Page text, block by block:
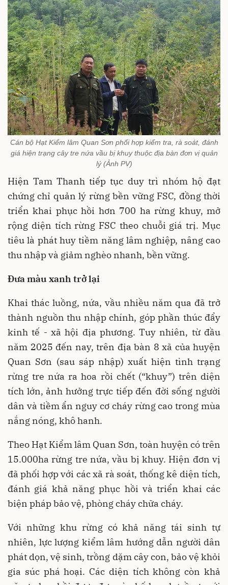
Cán bộ Hạt Kiểm lâm Quan Sơn phối hợp kiểm tra, rà soát, đánh
giá hiện trạng cây tre nứa vầu bị khuy thuộc địa bàn đơn vị quản
lý (Ảnh PV)
Hiện Tam Thanh tiếp tục duy trì nhóm hộ đạt
chứng chỉ quản lý rừng bền vững FSC, đồng thời
triển khai phục hồi hơn 700 ha rừng khuy, mở
rộng diện tích rừng FSC theo chuỗi giá trị. Mục
tiêu là phát huy tiềm năng lâm nghiệp, nâng cao
thu nhập và giảm nghèo nhanh, bền vững.
Đưa màu xanh trở lại
Khai thác luồng, nứa, vầu nhiều năm qua đã trở
thành nguồn thu nhập chính, góp phần thúc đẩy
kinh tế - xã hội địa phương. Tuy nhiên, từ đầu
năm 2025 đến nay, trên địa bàn 8 xã của huyện
Quan Sơn (sau sáp nhập) xuất hiện tình trạng
rừng tre nứa ra hoa rồi chết (“khuy”) trên diện
tích lớn, ảnh hưởng trực tiếp đến đời sống người
dân và tiềm ẩn nguy cơ cháy rừng cao trong mùa
nắng nóng, khô hanh.
Theo Hạt Kiểm lâm Quan Sơn, toàn huyện có trên
15.000ha rừng tre nứa, vầu bị khuy. Hiện đơn vị
đã phối hợp với các xã rà soát, thống kê diện tích,
đánh giá khả năng phục hồi và triển khai các
biện pháp bảo vệ, phòng cháy chữa cháy.
Với những khu rừng có khả năng tái sinh tự
nhiên, lực lượng kiểm lâm hướng dẫn người dân
phát dọn, vệ sinh, trồng dặm cây con, bảo vệ khỏi
gia súc phá hoại. Các diện tích không còn khả